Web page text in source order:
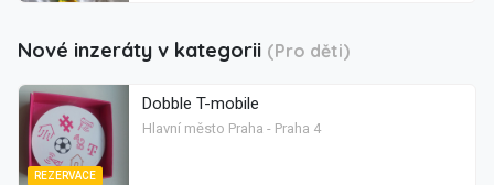
Nové inzeráty v kategorii (Pro děti)
REZERVACE
Dobble T-mobile
Hlavní město Praha - Praha 4